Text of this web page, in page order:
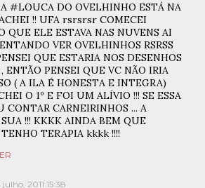
#LOUCA DO OVELHINHO ESTÁ NA
ACHEI !! UFA rsrsrsr COMECEI
QUE ELE ESTAVA NAS NUVENS AI
VER OVELHINHOS RSRSS
QUE ESTARIA NOS DESENHOS
ENTÃO PENSEI QUE VC NÃO IRIA
( A ILA É HONESTA E INTEGRA)
O 1º E FOI UM ALÍVIO !!! SE ESSA
CONTAR CARNEIRINHOS ... A
!!! KKKK AINDA BEM QUE
TERAPIA kkkk !!!!
julho, 2011 15:38